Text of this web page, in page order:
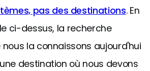
pas des destinations. En
ci-dessus, la recherche
la connaissons aujourd'hui
destination où nous devons